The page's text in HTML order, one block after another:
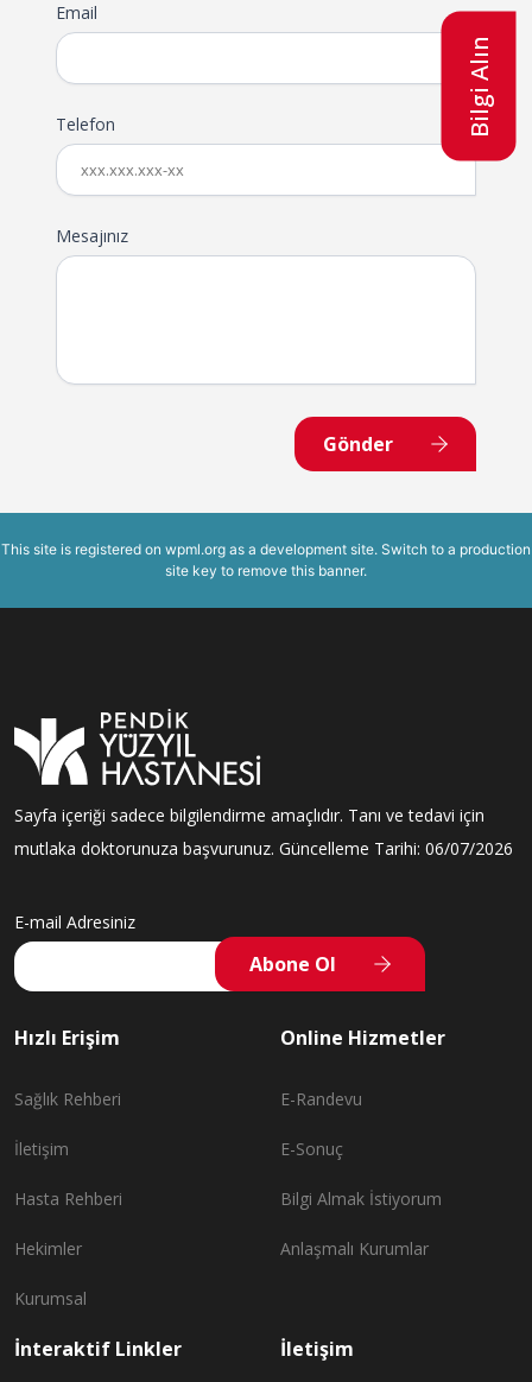
Email
Telefon
Mesajınız
Gönder
This site is registered on wpml.org as a development site. Switch to a production
site key to remove this banner.
Sayfa içeriği sadece bilgilendirme amaçlıdır. Tanı ve tedavi için
mutlaka doktorunuza başvurunuz. Güncelleme Tarihi: 06/07/2026
E-mail Adresiniz
Abone Ol
Hızlı Erişim
Sağlık Rehberi
İletişim
Hasta Rehberi
Hekimler
Kurumsal
Online Hizmetler
E-Randevu
E-Sonuç
Bilgi Almak İstiyorum
Anlaşmalı Kurumlar
İnteraktif Linkler İletişim
Bilgi Alın